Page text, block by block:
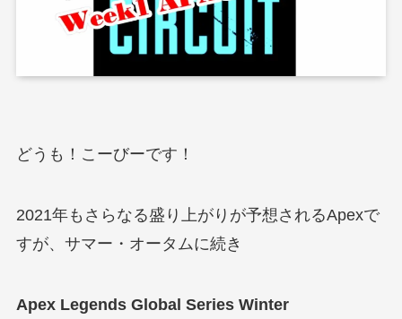
どうも！こーびーです！
2021年もさらなる盛り上がりが予想されるApexで
すが、サマー・オータムに続き
Apex Legends Global Series Winter